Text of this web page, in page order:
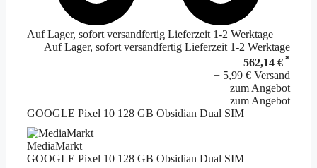
Auf Lager, sofort versandfertig Lieferzeit 1-2 Werktage
Auf Lager, sofort versandfertig Lieferzeit 1-2 Werktage
562,14 € *
+ 5,99 € Versand
zum Angebot
zum Angebot
GOOGLE Pixel 10 128 GB Obsidian Dual SIM
MediaMarkt
GOOGLE Pixel 10 128 GB Obsidian Dual SIM